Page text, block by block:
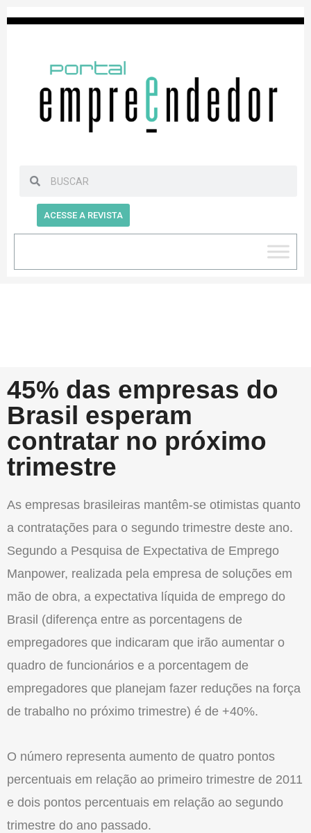
ACESSE A REVISTA
45% das empresas do
Brasil esperam
contratar no próximo
trimestre
As empresas brasileiras mantêm-se otimistas quanto
a contratações para o segundo trimestre deste ano.
Segundo a Pesquisa de Expectativa de Emprego
Manpower, realizada pela empresa de soluções em
mão de obra, a expectativa líquida de emprego do
Brasil (diferença entre as porcentagens de
empregadores que indicaram que irão aumentar o
quadro de funcionários e a porcentagem de
empregadores que planejam fazer reduções na força
de trabalho no próximo trimestre) é de +40%.
O número representa aumento de quatro pontos
percentuais em relação ao primeiro trimestre de 2011
e dois pontos percentuais em relação ao segundo
trimestre do ano passado.